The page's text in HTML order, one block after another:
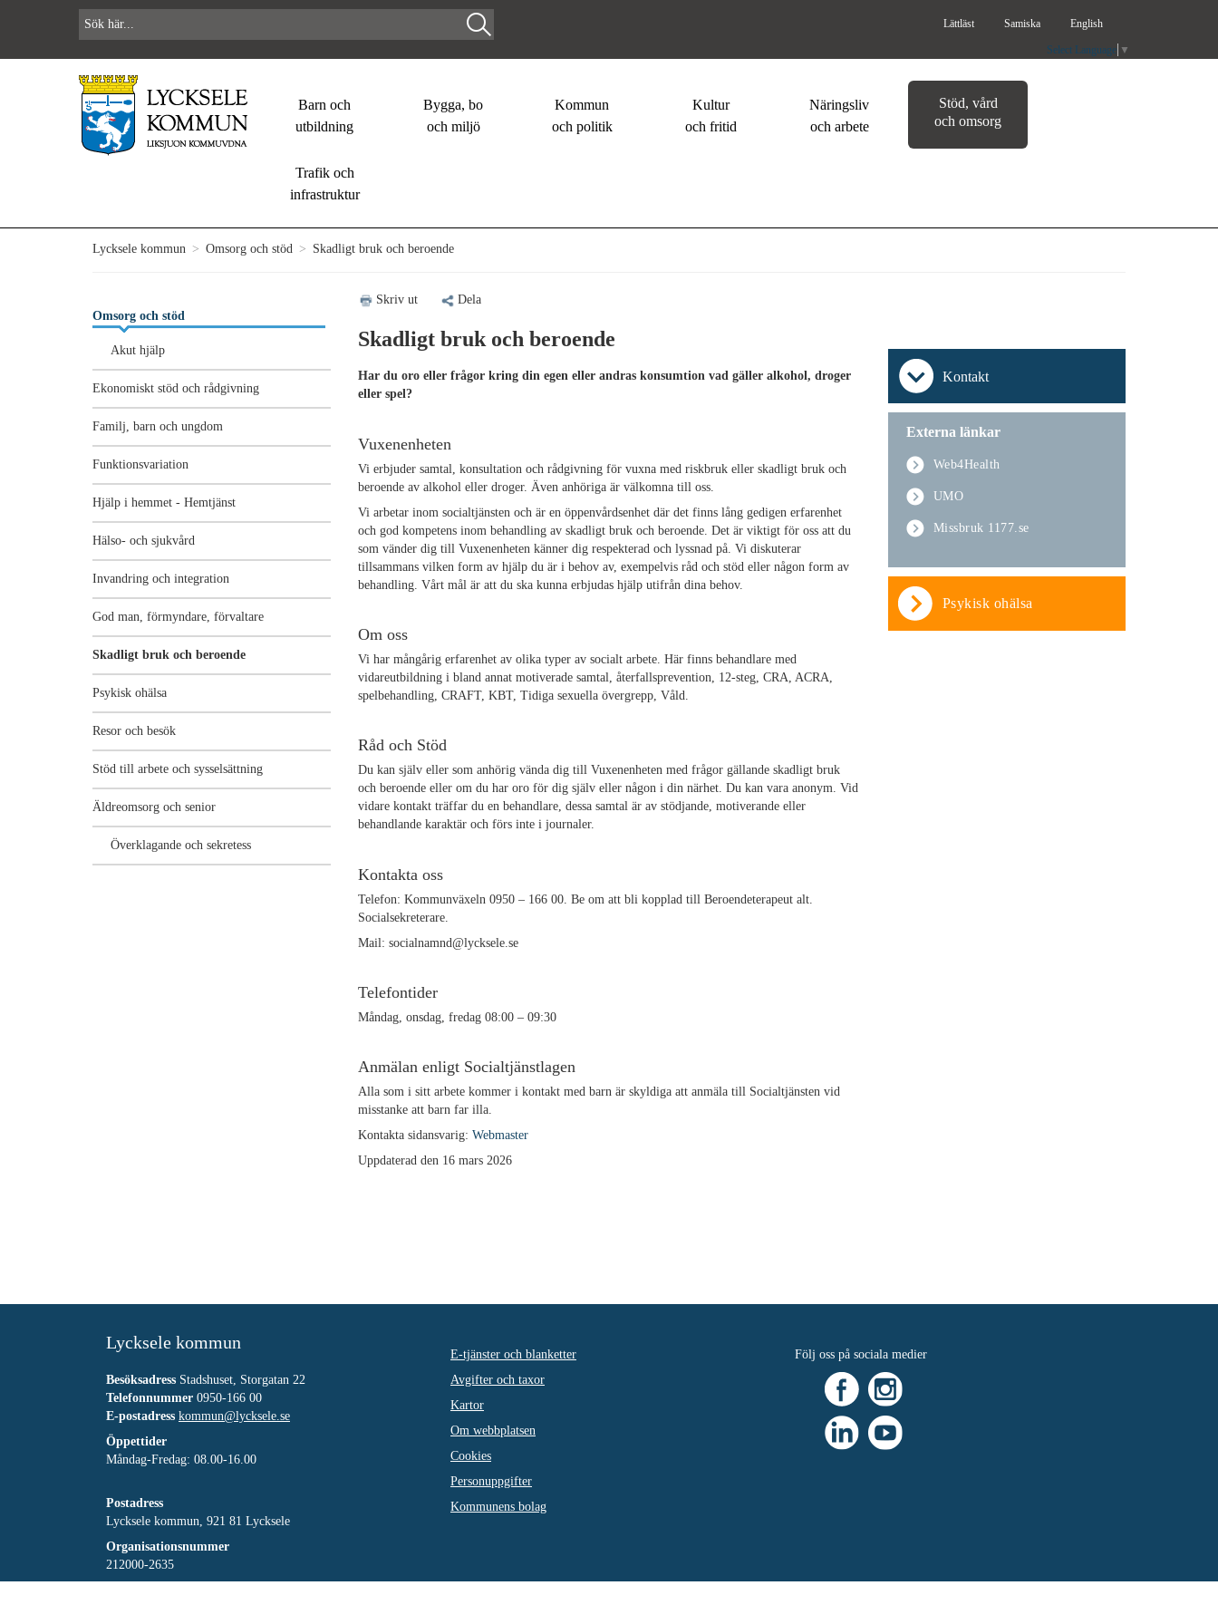
Lättläst Samiska English
Select Language ▼
Barn och
utbildning
Bygga, bo
och miljö
Kommun
och politik
Kultur
och fritid
Näringsliv
och arbete
Stöd, vård
och omsorg
Trafik och
infrastruktur
Lycksele kommun > Omsorg och stöd > Skadligt bruk och beroende
Omsorg och stöd
Akut hjälp
Ekonomiskt stöd och rådgivning
Familj, barn och ungdom
Funktionsvariation
Hjälp i hemmet - Hemtjänst
Hälso- och sjukvård
Invandring och integration
God man, förmyndare, förvaltare
Skadligt bruk och beroende
Psykisk ohälsa
Resor och besök
Stöd till arbete och sysselsättning
Äldreomsorg och senior
Överklagande och sekretess
Skriv ut Dela
Skadligt bruk och beroende
Har du oro eller frågor kring din egen eller andras konsumtion vad gäller alkohol, droger
eller spel?
Vuxenenheten
Vi erbjuder samtal, konsultation och rådgivning för vuxna med riskbruk eller skadligt bruk och
beroende av alkohol eller droger. Även anhöriga är välkomna till oss.
Vi arbetar inom socialtjänsten och är en öppenvårdsenhet där det finns lång gedigen erfarenhet
och god kompetens inom behandling av skadligt bruk och beroende. Det är viktigt för oss att du
som vänder dig till Vuxenenheten känner dig respekterad och lyssnad på. Vi diskuterar
tillsammans vilken form av hjälp du är i behov av, exempelvis råd och stöd eller någon form av
behandling. Vårt mål är att du ska kunna erbjudas hjälp utifrån dina behov.
Om oss
Vi har mångårig erfarenhet av olika typer av socialt arbete. Här finns behandlare med
vidareutbildning i bland annat motiverade samtal, återfallsprevention, 12-steg, CRA, ACRA,
spelbehandling, CRAFT, KBT, Tidiga sexuella övergrepp, Våld.
Råd och Stöd
Du kan själv eller som anhörig vända dig till Vuxenenheten med frågor gällande skadligt bruk
och beroendeeller om du har oro för dig själv eller någon i din närhet. Du kan vara anonym. Vid
vidare kontakt träffar du en behandlare, dessa samtal är av stödjande, motiverande eller
behandlande karaktär och förs inte i journaler.
Kontakta oss
Telefon: Kommunväxeln 0950 – 166 00. Be om att bli kopplad till Beroendeterapeut alt.
Socialsekreterare.
Mail: socialnamnd@lycksele.se
Telefontider
Måndag, onsdag, fredag 08:00 – 09:30
Anmälan enligt Socialtjänstlagen
Alla som i sitt arbete kommer i kontakt med barn är skyldiga att anmäla till Socialtjänsten vid
misstanke att barn far illa.
Kontakta sidansvarig: Webmaster
Uppdaterad den 16 mars 2026
Kontakt
Externa länkar
Web4Health
UMO
Missbruk 1177.se
Psykisk ohälsa
Lycksele kommun
Besöksadress Stadshuset, Storgatan 22
Telefonnummer 0950-166 00
E-postadress kommun@lycksele.se
Öppettider
Måndag-Fredag: 08.00-16.00
Postadress
Lycksele kommun, 921 81 Lycksele
Organisationsnummer
212000-2635
E-tjänster och blanketter
Avgifter och taxor
Kartor
Om webbplatsen
Cookies
Personuppgifter
Kommunens bolag
Följ oss på sociala medier